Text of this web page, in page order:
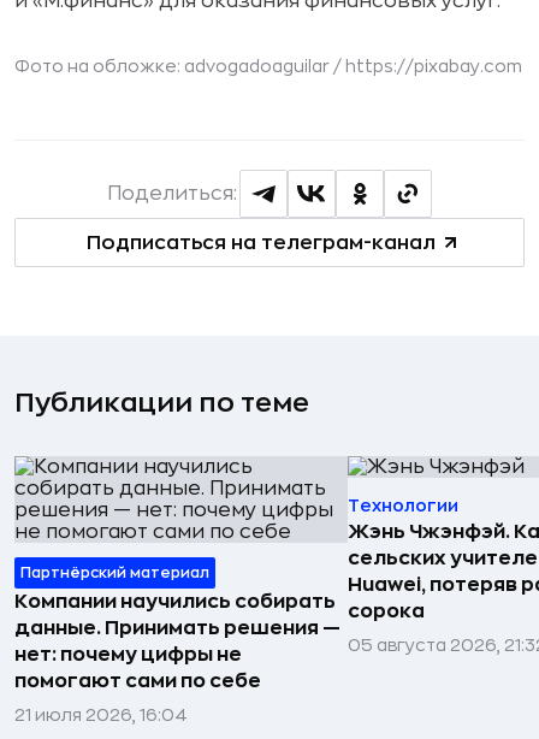
Фото на обложке: advogadoaguilar / https://pixabay.com
Подписаться на телеграм-канал
Поделиться:
Публикации по теме
Партнёрский материал
Компании научились собирать
данные. Принимать решения —
нет: почему цифры не
помогают сами по себе
21 июля 2026, 16:04
Технологии
Жэнь Чжэнфэй.
сельских
Huawei, потеряв
сорока
05 августа 2026,